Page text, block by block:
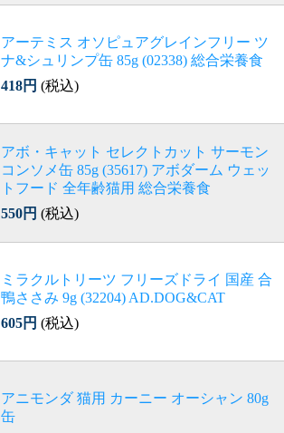
アーテミス オソピュアグレインフリー ツ
ナ&シュリンプ缶 85g (02338) 総合栄養食
418円 (税込)
アボ・キャット セレクトカット サーモン
コンソメ缶 85g (35617) アボダーム ウェッ
トフード 全年齢猫用 総合栄養食
550円 (税込)
ミラクルトリーツ フリーズドライ 国産 合
鴨ささみ 9g (32204) AD.DOG&CAT
605円 (税込)
アニモンダ 猫用 カーニー オーシャン 80g
缶